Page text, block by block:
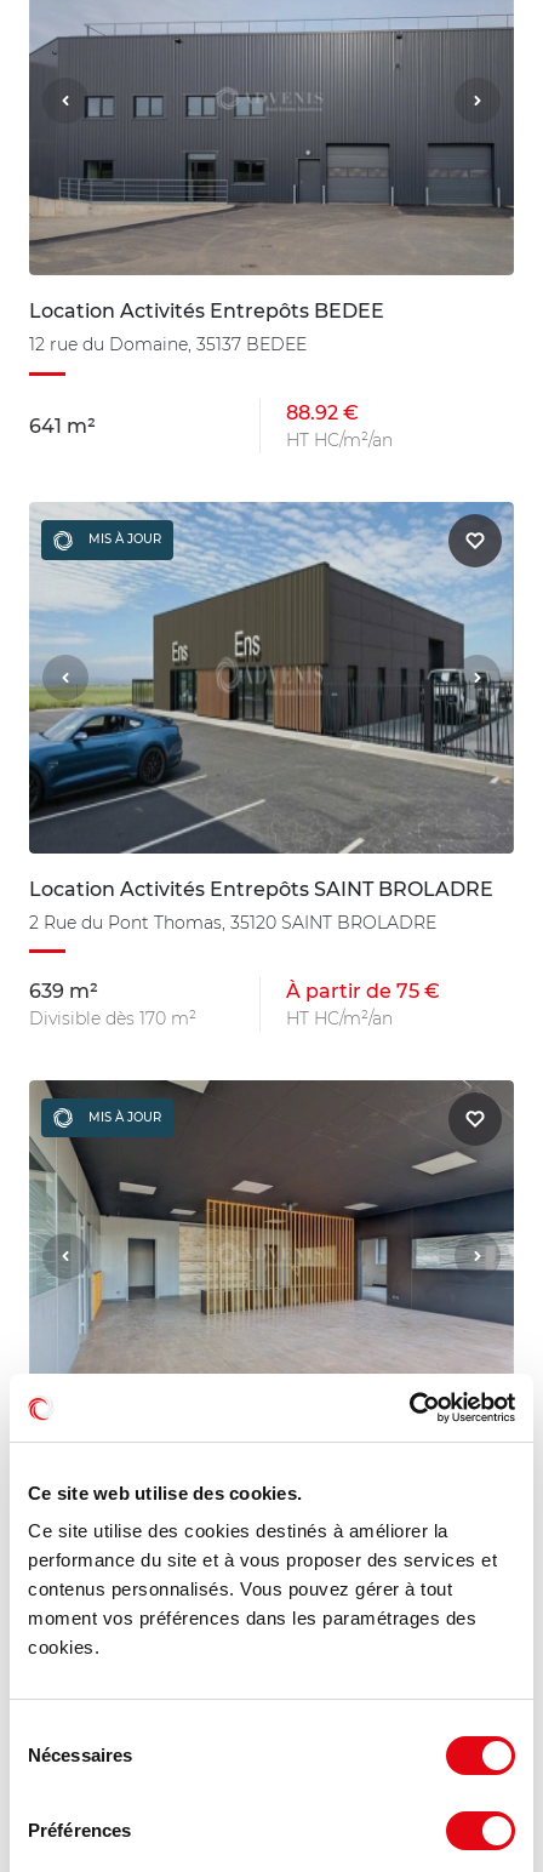
Ce site web utilise des cookies.
Ce site utilise des cookies destinés à améliorer la
performance du site et à vous proposer des services et
contenus personnalisés. Vous pouvez gérer à tout
moment vos préférences dans les paramétrages des
cookies.
Nécessaires
Préférences
Location Activités Entrepôts BEDEE
12 rue du Domaine, 35137 BEDEE
641 m²
88.92 €
HT HC/m²/an
MIS À JOUR
Location Activités Entrepôts SAINT BROLADRE
2 Rue du Pont Thomas, 35120 SAINT BROLADRE
639 m²
Divisible dès 170 m²
À partir de 75 €
HT HC/m²/an
MIS À JOUR
14 Rue du Bois Aurant, 35400 SAINT MALO
1 400 m²
Divisible dès 600 m²
À partir de 102 €
HT HC/m²/an